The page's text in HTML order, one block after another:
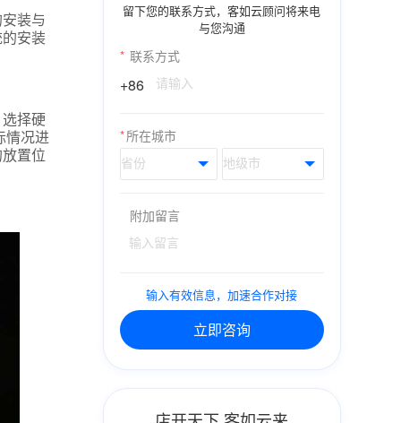
装与
安装
择硬
情况进
置位
留下您的联系方式，客如云顾问将来电
与您沟通
* 联系方式
+86
*所在城市
附加留言
输入有效信息，加速合作对接
立即咨询